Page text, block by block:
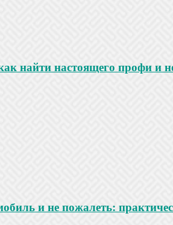
найти настоящего профи и
и не пожалеть: